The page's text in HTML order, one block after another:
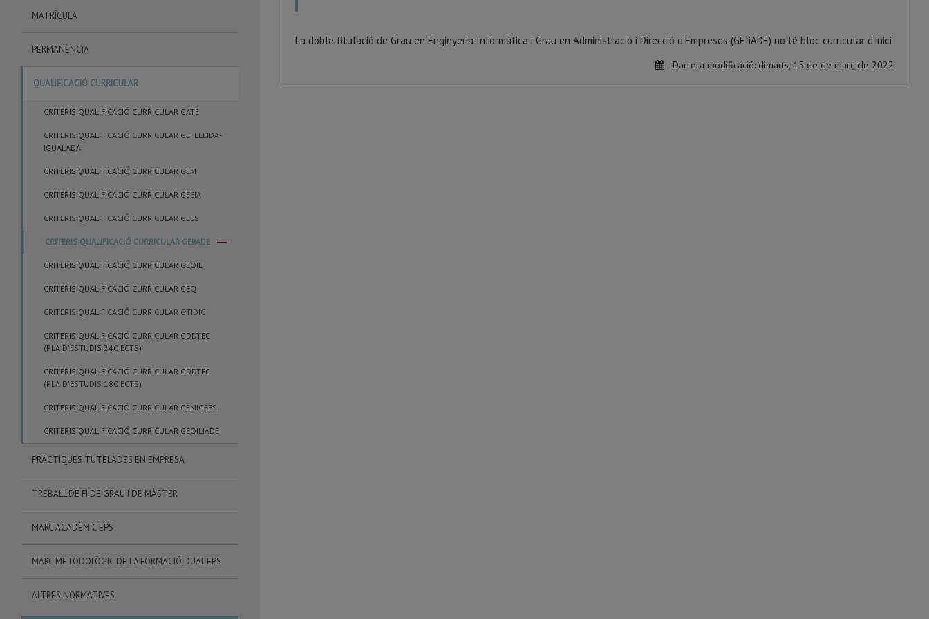
MATRÍCULA
PERMANÈNCIA
QUALIFICACIÓ CURRICULAR
CRITERIS QUALIFICACIÓ CURRICULAR GATE
CRITERIS QUALIFICACIÓ CURRICULAR GEI LLEIDA-
IGUALADA
CRITERIS QUALIFICACIÓ CURRICULAR GEM
CRITERIS QUALIFICACIÓ CURRICULAR GEEIA
CRITERIS QUALIFICACIÓ CURRICULAR GEES
CRITERIS QUALIFICACIÓ CURRICULAR GEIIADE
CRITERIS QUALIFICACIÓ CURRICULAR GEOIL
CRITERIS QUALIFICACIÓ CURRICULAR GEQ
CRITERIS QUALIFICACIÓ CURRICULAR GTIDIC
CRITERIS QUALIFICACIÓ CURRICULAR GDDTEC
(PLA D'ESTUDIS 240 ECTS)
CRITERIS QUALIFICACIÓ CURRICULAR GDDTEC
(PLA D'ESTUDIS 180 ECTS)
CRITERIS QUALIFICACIÓ CURRICULAR GEMIGEES
CRITERIS QUALIFICACIÓ CURRICULAR GEOILIADE
PRÀCTIQUES TUTELADES EN EMPRESA
TREBALL DE FI DE GRAU I DE MÀSTER
MARC ACADÈMIC EPS
MARC METODOLÒGIC DE LA FORMACIÓ DUAL EPS
ALTRES NORMATIVES
La doble titulació de Grau en Enginyeria Informàtica i Grau en Administració i Direcció d'Empreses (GEIiADE) no té bloc curricular d'inici
Darrera modificació: dimarts, 15 de de març de 2022